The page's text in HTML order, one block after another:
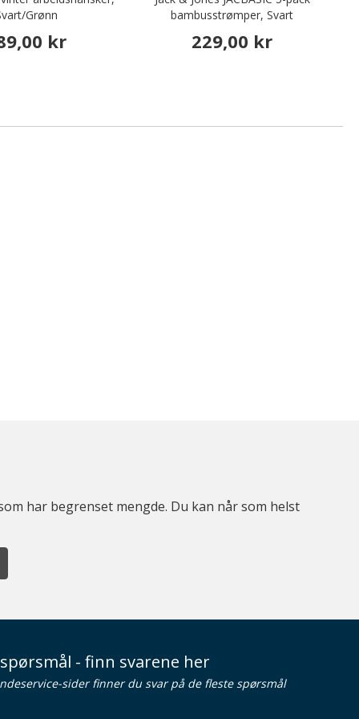
Grønn
kr
bambusstrømper, Svart
229,00 kr
har begrenset mengde. Du kan når som helst
- finn svarene her
sider finner du svar på de fleste spørsmål